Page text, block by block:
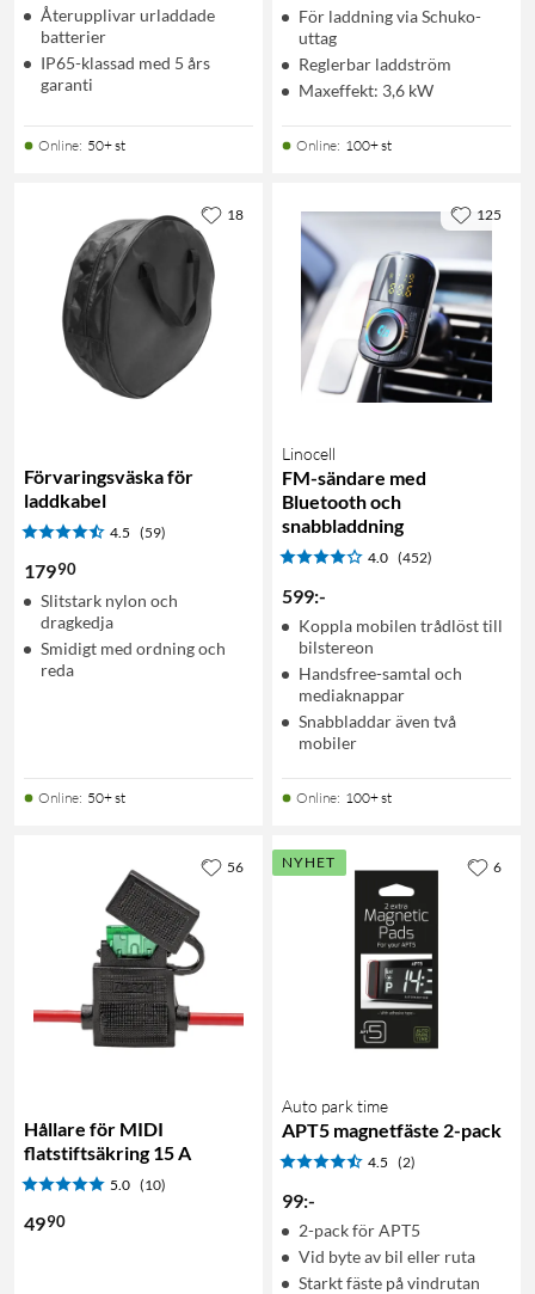
Återupplivar urladdade
batterier
IP65-klassad med 5 års
garanti
Online: 50+ st
För laddning via Schuko-
uttag
Reglerbar laddström
Maxeffekt: 3,6 kW
Online: 100+ st
Förvaringsväska för
laddkabel
4.5 (59)
17990
Slitstark nylon och
dragkedja
Smidigt med ordning och
reda
Online: 50+ st
18
Linocell
FM-sändare med
Bluetooth och
snabbladdning
4.0 (452)
599:-
Koppla mobilen trådlöst till
bilstereon
Handsfree-samtal och
mediaknappar
Snabbladdar även två
mobiler
Online: 100+ st
125
Hållare för MIDI
flatstiftsäkring 15 A
5.0 (10)
4990
56 NYHET
Auto park time
APT5 magnetfäste 2-pack
4.5 (2)
99:-
2-pack för APT5
Vid byte av bil eller ruta
Starkt fäste på vindrutan
6